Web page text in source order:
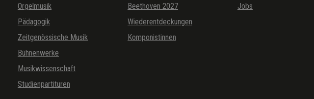
Orgelmusik
Pädagogik
Zeitgenössische Musik
Bühnenwerke
Musikwissenschaft
Studienpartituren
Beethoven 2027
Wiederentdeckungen
Komponistinnen
Jobs